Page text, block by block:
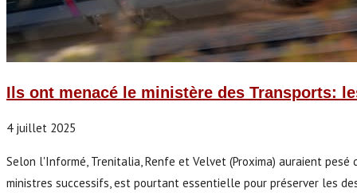
Ils ont menacé le ministère des Transports:
4 juillet 2025
Selon l'Informé, Trenitalia, Renfe et Velvet (Proxima) auraient
ministres successifs, est pourtant essentielle pour préserver les